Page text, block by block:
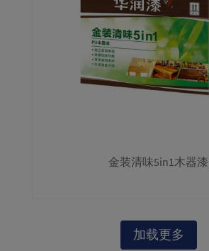
金装清味5in1木器漆
加载更多